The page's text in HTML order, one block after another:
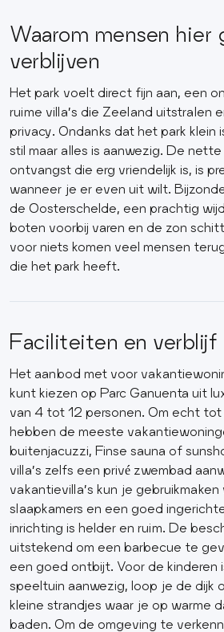
Waarom mensen hier
verblijven
Het park voelt direct fijn aan, een
ruime villa’s die Zeeland uitstralen
privacy. Ondanks dat het park klein
stil maar alles is aanwezig. De
ontvangst die erg vriendelijk is, is
wanneer je er even uit wilt.
de Oosterschelde, een prachtig
boten voorbij varen en de zon
voor niets komen veel mensen
die het park heeft.
Faciliteiten en verblijf
Het aanbod met voor
kunt kiezen op Parc Ganuenta uit
van 4 tot 12 personen. Om echt tot
hebben de meeste
buitenjacuzzi, Finse sauna of
villa’s zelfs een privé zwembad
vakantievilla’s kun je
slaapkamers en een goed
inrichting is helder en ruim. De
uitstekend om een barbecue te
een goed ontbijt. Voor de kinderen
speeltuin aanwezig, loop je de dijk
kleine strandjes waar je op warme
baden. Om de omgeving te